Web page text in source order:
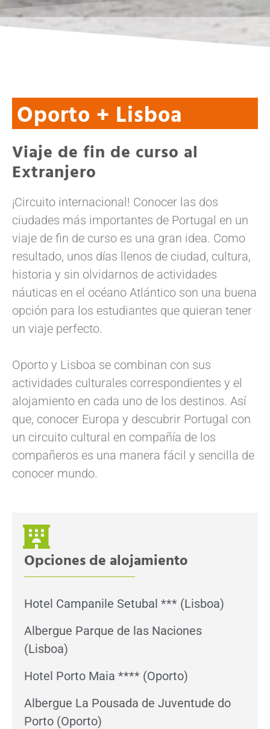
Oporto + Lisboa
Viaje de fin de curso al
Extranjero
¡Circuito internacional! Conocer las dos
ciudades más importantes de Portugal en un
viaje de fin de curso es una gran idea. Como
resultado, unos días llenos de ciudad, cultura,
historia y sin olvidarnos de actividades
náuticas en el océano Atlántico son una buena
opción para los estudiantes que quieran tener
un viaje perfecto.
Oporto y Lisboa se combinan con sus
actividades culturales correspondientes y el
alojamiento en cada uno de los destinos. Así
que, conocer Europa y descubrir Portugal con
un circuito cultural en compañía de los
compañeros es una manera fácil y sencilla de
conocer mundo.
Opciones de alojamiento
Hotel Campanile Setubal *** (Lisboa)
Albergue Parque de las Naciones
(Lisboa)
Hotel Porto Maia **** (Oporto)
Albergue La Pousada de Juventude do
Porto (Oporto)